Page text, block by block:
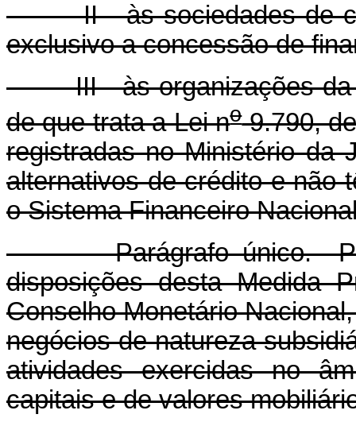
II - às sociedades de
exclusivo a concessão de
III - às organizações da
de que trata a Lei no9.790,
registradas no Ministério da
alternativos de crédito e não
o Sistema Financeiro
Parágrafo único.
disposições desta Medida
Conselho Monetário
negócios de natureza
atividades exercidas no
capitais e de valores